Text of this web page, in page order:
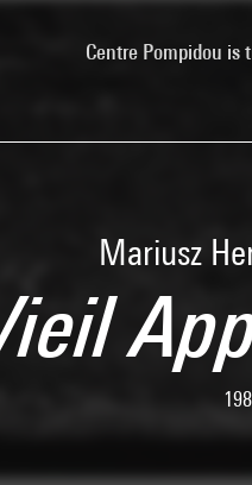
Centre Pompidou
Mariusz